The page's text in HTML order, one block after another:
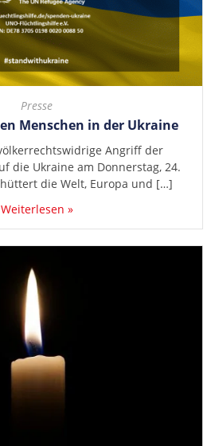
Presse
Menschen in der Ukraine
Angriff der
die Ukraine am Donnerstag, 24.
die Welt, Europa und […]
Weiterlesen »